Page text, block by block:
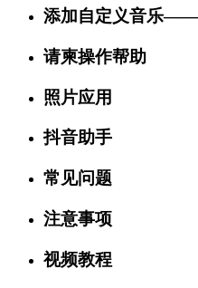
添加自定义音乐——
请柬操作帮助
照片应用
抖音助手
常见问题
注意事项
视频教程